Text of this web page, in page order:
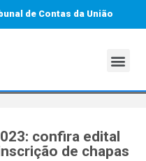
de Contas da União
confira edital
de chapas